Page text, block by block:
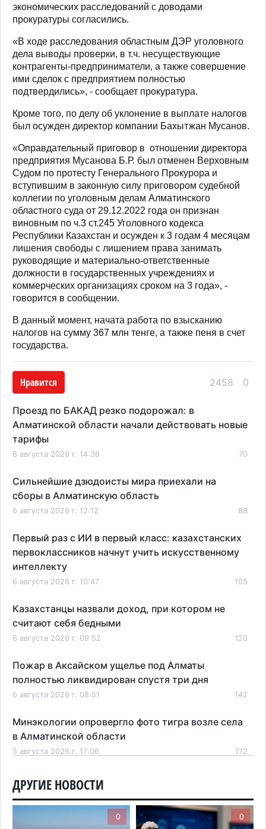
экономических расследований с доводами
прокуратуры согласились.
«В ходе расследования областным ДЭР уголовного
дела выводы проверки, в т.ч. несуществующие
контрагенты-предприниматели, а также совершение
ими сделок с предприятием полностью
подтвердились», - сообщает прокуратура.
Кроме того, по делу об уклонение в выплате налогов
был осужден директор компании Бахытжан Мусанов.
«Оправдательный приговор в отношении директора
предприятия Мусанова Б.Р. был отменен Верховным
Судом по протесту Генерального Прокурора и
вступившим в законную силу приговором судебной
коллегии по уголовным делам Алматинского
областного суда от 29.12.2022 года он признан
виновным по ч.3 ст.245 Уголовного кодекса
Республики Казахстан и осужден к 3 годам 4 месяцам
лишения свободы с лишением права занимать
руководящие и материально-ответственные
должности в государственных учреждениях и
коммерческих организациях сроком на 3 года», -
говорится в сообщении.
В данный момент, начата работа по взысканию
налогов на сумму 367 млн тенге, а также пеня в счет
государства.
Нравится 2458 0
Проезд по БАКАД резко подорожал: в
Алматинской области начали действовать новые
тарифы
6 августа 2026 г. 14:36 70
Сильнейшие дзюдоисты мира приехали на
сборы в Алматинскую область
6 августа 2026 г. 12:12 88
Первый раз с ИИ в первый класс: казахстанских
первоклассников начнут учить искусственному
интеллекту
6 августа 2026 г. 10:47 105
Казахстанцы назвали доход, при котором не
считают себя бедными
6 августа 2026 г. 09:52 120
Пожар в Аксайском ущелье под Алматы
полностью ликвидирован спустя три дня
6 августа 2026 г. 08:51 142
Минэкологии опровергло фото тигра возле села
в Алматинской области
5 августа 2026 г. 17:06 172
Казахстан стал лидером Центральной Азии в
мировом рейтинге благополучия
5 августа 2026 г. 13:55 233
ДРУГИЕ НОВОСТИ
0 0